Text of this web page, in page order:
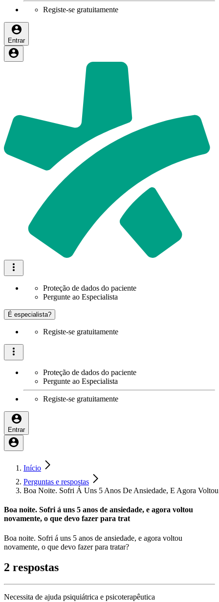
Registe-se gratuitamente
Entrar
Proteção de dados do paciente
Pergunte ao Especialista
É especialista?
Registe-se gratuitamente
Proteção de dados do paciente
Pergunte ao Especialista
Registe-se gratuitamente
Entrar
Início
Perguntas e respostas
Boa Noite. Sofri Á Uns 5 Anos De Ansiedade, E Agora
Boa noite. Sofri á uns 5 anos de ansiedade, e agora voltou
novamente, o que devo fazer para trat
Boa noite. Sofri á uns 5 anos de ansiedade, e agora voltou
novamente, o que devo fazer para tratar?
2 respostas
Necessita de ajuda psiquiátrica e psicoterapêutica